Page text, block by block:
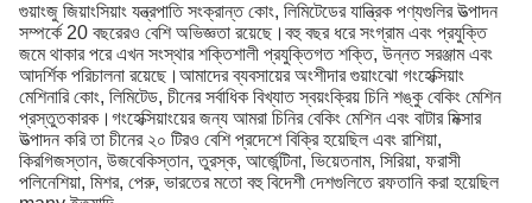
গুয়াংজু জিয়াংসিয়াং যন্ত্রপাতি সংক্রান্ত কোং, লিমিটেডের যান্ত্রিক পণ্যগুলির উত্পাদন
সম্পর্কে 20 বছরেরও বেশি অভিজ্ঞতা রয়েছে।বহু বছর ধরে সংগ্রাম এবং প্রযুক্তি
জমে থাকার পরে এখন সংস্থার শক্তিশালী প্রযুক্তিগত শক্তি, উন্নত সরঞ্জাম এবং
আদর্শিক পরিচালনা রয়েছে।আমাদের ব্যবসায়ের অংশীদার গুয়াংঝো গংহেক্সিয়াং
মেশিনারি কোং, লিমিটেড, চীনের সর্বাধিক বিখ্যাত স্বয়ংক্রিয় চিনি শঙ্কু বেকিং মেশিন
প্রস্তুতকারক।গংহেক্সিয়াংয়ের জন্য আমরা চিনির বেকিং মেশিন এবং বাটার মিক্সার
উত্পাদন করি তা চীনের ২০ টিরও বেশি প্রদেশে বিক্রি হয়েছিল এবং রাশিয়া,
কিরগিজস্তান, উজবেকিস্তান, তুরস্ক, আর্জেন্টিনা, ভিয়েতনাম, সিরিয়া, ফরাসী
পলিনেশিয়া, মিশর, পেরু, ভারতের মতো বহু বিদেশী দেশগুলিতে রফতানি করা হয়েছিল